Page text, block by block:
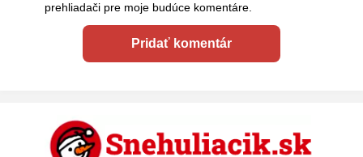
prehliadači pre moje budúce komentáre.